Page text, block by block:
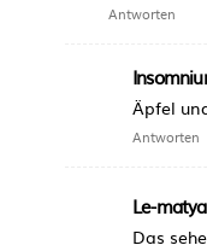
Antworten
Äpfel
Antworten
Le-matya
Das